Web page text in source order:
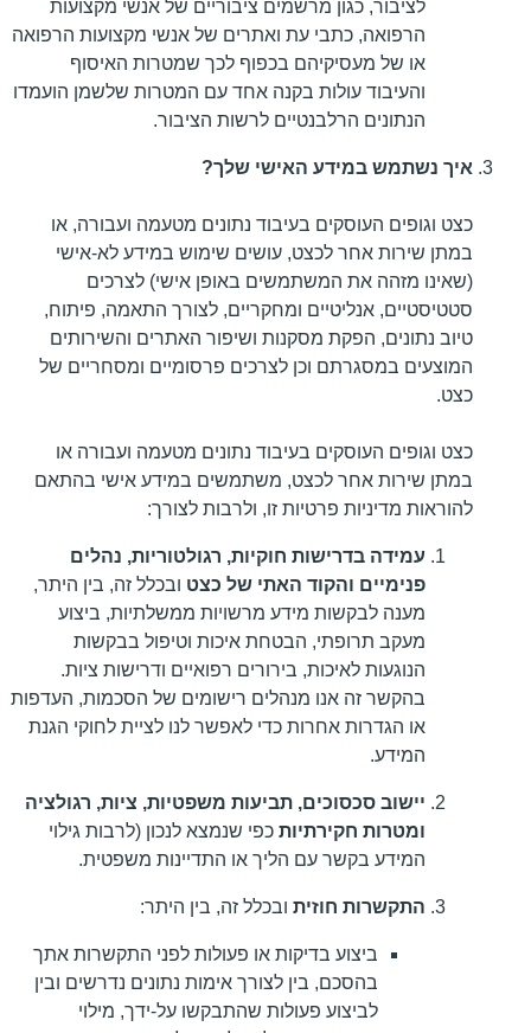
לציבור, כגון מרשמים ציבוריים של אנשי מקצועות
הרפואה, כתבי עת ואתרים של אנשי מקצועות הרפואה
או של מעסיקיהם בכפוף לכך שמטרות האיסוף
והעיבוד עולות בקנה אחד עם המטרות שלשמן הועמדו
הנתונים הרלבנטיים לרשות הציבור.
איך נשתמש במידע האישי שלך?
כצט וגופים העוסקים בעיבוד נתונים מטעמה ועבורה, או
במתן שירות אחר לכצט, עושים שימוש במידע לא-אישי
(שאינו מזהה את המשתמשים באופן אישי) לצרכים
סטטיסטיים, אנליטיים ומחקריים, לצורך התאמה, פיתוח,
טיוב נתונים, הפקת מסקנות ושיפור האתרים והשירותים
המוצעים במסגרתם וכן לצרכים פרסומיים ומסחריים של
כצט.
כצט וגופים העוסקים בעיבוד נתונים מטעמה ועבורה או
במתן שירות אחר לכצט, משתמשים במידע אישי בהתאם
להוראות מדיניות פרטיות זו, ולרבות לצורך:
עמידה בדרישות חוקיות, רגולטוריות, נהלים
פנימיים והקוד האתי של כצט ובכלל זה, בין היתר,
מענה לבקשות מידע מרשויות ממשלתיות, ביצוע
מעקב תרופתי, הבטחת איכות וטיפול בבקשות
הנוגעות לאיכות, בירורים רפואיים ודרישות ציות.
בהקשר זה אנו מנהלים רישומים של הסכמות, העדפות
או הגדרות אחרות כדי לאפשר לנו לציית לחוקי הגנת
המידע.
יישוב סכסוכים, תביעות משפטיות, ציות, רגולציה
ומטרות חקירתיותכפי שנמצא לנכון (לרבות גילוי
המידע בקשר עם הליך או התדיינות משפטית.
התקשרות חוזיתובכלל זה, בין היתר:
ביצוע בדיקות או פעולות לפני התקשרות אתך
בהסכם, בין לצורך אימות נתונים נדרשים ובין
לביצוע פעולות שהתבקשו על-ידך, מילוי